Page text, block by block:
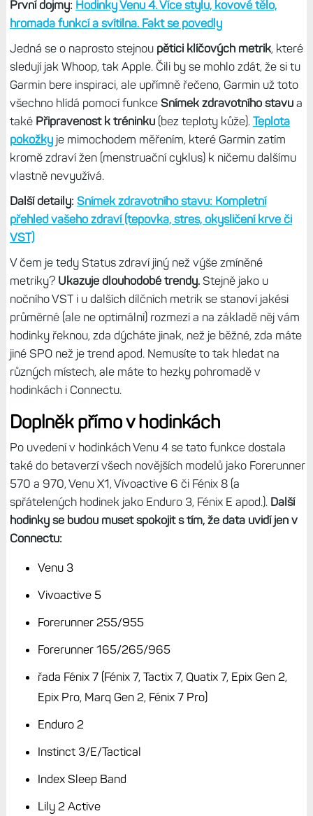
První dojmy: Hodinky Venu 4. Více stylu, kovové tělo,
hromada funkcí a svítilna. Fakt se povedly
Jedná se o naprosto stejnou pětici klíčových metrik, které
sledují jak Whoop, tak Apple. Čili by se mohlo zdát, že si tu
Garmin bere inspiraci, ale upřímně řečeno, Garmin už toto
všechno hlídá pomocí funkce Snímek zdravotního stavua
také Připravenost k tréninku(bez teploty kůže). Teplota
pokožkyje mimochodem měřením, které Garmin zatím
kromě zdraví žen (menstruační cyklus) k ničemu dalšímu
vlastně nevyužívá.
Další detaily: Snímek zdravotního stavu: Kompletní
přehled vašeho zdraví (tepovka, stres, okysličení krve či
VST)
V čem je tedy Status zdraví jiný než výše zmíněné
metriky? Ukazuje dlouhodobé trendy.Stejně jako u
nočního VST i u dalších dílčních metrik se stanoví jakési
průměrné (ale ne optimální) rozmezí a na základě něj vám
hodinky řeknou, zda dýcháte jinak, než je běžné, zda máte
jiné SPO než je trend apod. Nemusíte to tak hledat na
různých místech, ale máte to hezky pohromadě v
hodinkách i Connectu.
Doplněk přímo v hodinkách
Po uvedení v hodinkách Venu 4 se tato funkce dostala
také do betaverzí všech novějších modelů jako Forerunner
spřátelených hodinek jako Enduro 3, Fénix E apod.).Další
hodinky se budou muset spokojit s tím, že data uvidí jen v
Connectu:
Venu 3
Vivoactive 5
Forerunner 255/955